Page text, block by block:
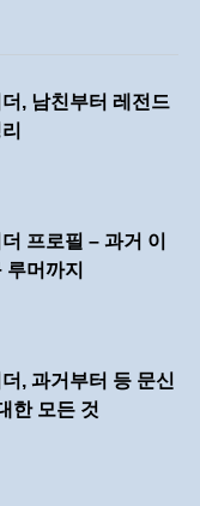
, 남친부터 레전드
프로필 – 과거 이
머까지
, 과거부터 등 문신
한 모든 것